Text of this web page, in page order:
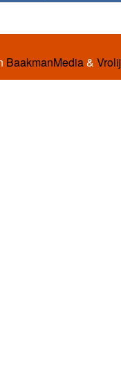
BaakmanMedia&